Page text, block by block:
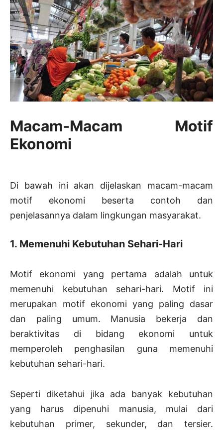
Macam-Macam Motif
Ekonomi
Di bawah ini akan dijelaskan macam-macam
motif ekonomi beserta contoh dan
penjelasannya dalam lingkungan masyarakat.
1. Memenuhi Kebutuhan Sehari-Hari
Motif ekonomi yang pertama adalah untuk
memenuhi kebutuhan sehari-hari. Motif ini
merupakan motif ekonomi yang paling dasar
dan paling umum. Manusia bekerja dan
beraktivitas di bidang ekonomi untuk
memperoleh penghasilan guna memenuhi
kebutuhan sehari-hari.
Seperti diketahui jika ada banyak kebutuhan
yang harus dipenuhi manusia, mulai dari
kebutuhan primer, sekunder, dan tersier.